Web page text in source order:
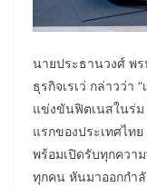
นายประธานวงศ์ พ
ธุรกิจเรเว่ กล่าวว่า
แข่งขันฟิตเนสในร่ม
แรกของประเทศไท
พร้อมเปิดรับทุกควา
ทุกคน หันมาออกกำ